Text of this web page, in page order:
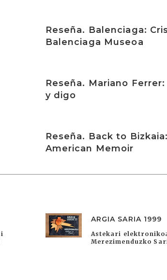
Reseña. Balenciaga:
Balenciaga Museoa
Reseña. Mariano
y digo
Reseña. Back to
American Memoir
ARGIA SARIA 1999
Astekari
Merezimenduzko